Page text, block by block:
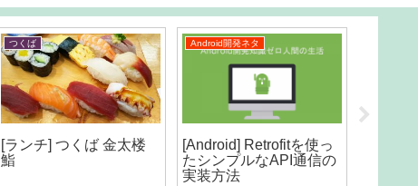
つくば
[ランチ] つくば 金太楼
鮨
Android開発ネタ
[Android] Retrofitを使っ
たシンプルなAPI通信の
実装方法